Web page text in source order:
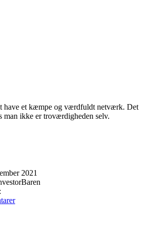
have et kæmpe og værdfuldt netværk. Det
man ikke er troværdigheden selv.
2021